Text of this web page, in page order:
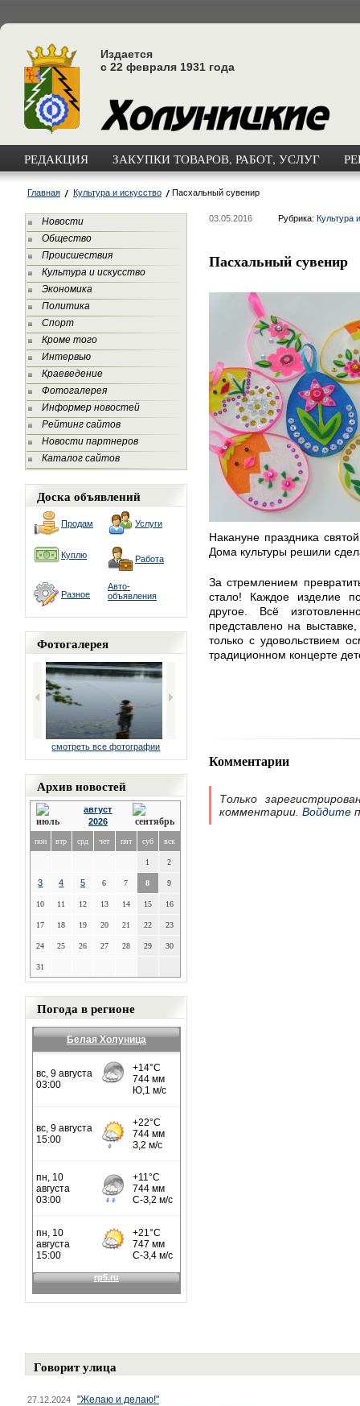
Издается
с 22 февраля 1931 года
РЕДАКЦИЯ ЗАКУПКИ ТОВАРОВ, РАБОТ, УСЛУГ
Главная Культура и искусство Пасхальный сувенир
Новости
Общество
Происшествия
Культура и искусство
Экономика
Политика
Спорт
Кроме того
Интервью
Краеведение
Фотогалерея
Информер новостей
Рейтинг сайтов
Новости партнеров
Каталог сайтов
Доска объявлений
Продам Услуги
Куплю Работа
Разное
Авто-
объявления
Фотогалерея
смотреть все фотографии
Архив новостей
август
2026
пон втр срд чет пят суб вск
1 2
3 4 5 6 7 8 9
10 11 12 13 14 15 16
17 18 19 20 21 22 23
24 25 26 27 28 29 30
31
Погода в регионе
Белая Холуница
03.05.2016 Рубрика: Культура
Пасхальный сувенир
Накануне праздника
Дома культуры решили
За стремлением
стало! Каждое изделие
другое. Всё
представлено на
только с удовольствием
традиционном концерте
Комментарии
Только
комментарии. Войдите
Говорит улица
27.12.2024 "Желаю и делаю!"